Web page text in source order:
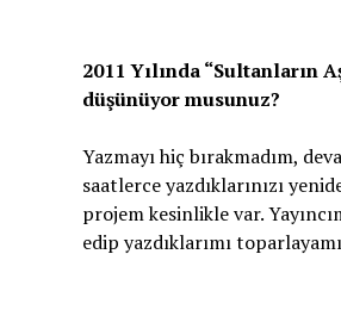
2011 Yılında “Sultanların
düşünüyor musunuz?
Yazmayı hiç bırakmadım,
saatlerce yazdıklarınızı
projem kesinlikle var.
edip yazdıklarımı